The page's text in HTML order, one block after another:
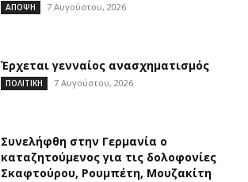
ΑΠΟΨΗ 7 Αυγούστου, 2026
Έρχεται γενναίος ανασχηματισμός
ΠΟΛΙΤΙΚΗ 7 Αυγούστου, 2026
Συνελήφθη στην Γερμανία ο
καταζητούμενος για τις δολοφονίες
Σκαφτούρου, Ρουμπέτη, Μουζακίτη